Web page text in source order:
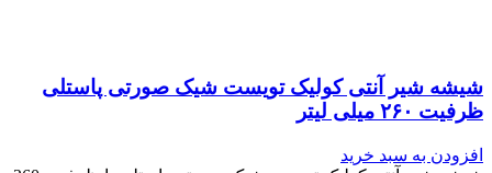
شیشه شیر آنتی کولیک تویست شیک صورتی پاستلی
ظرفیت ۲۶۰ میلی لیتر
افزودن به سبد خرید